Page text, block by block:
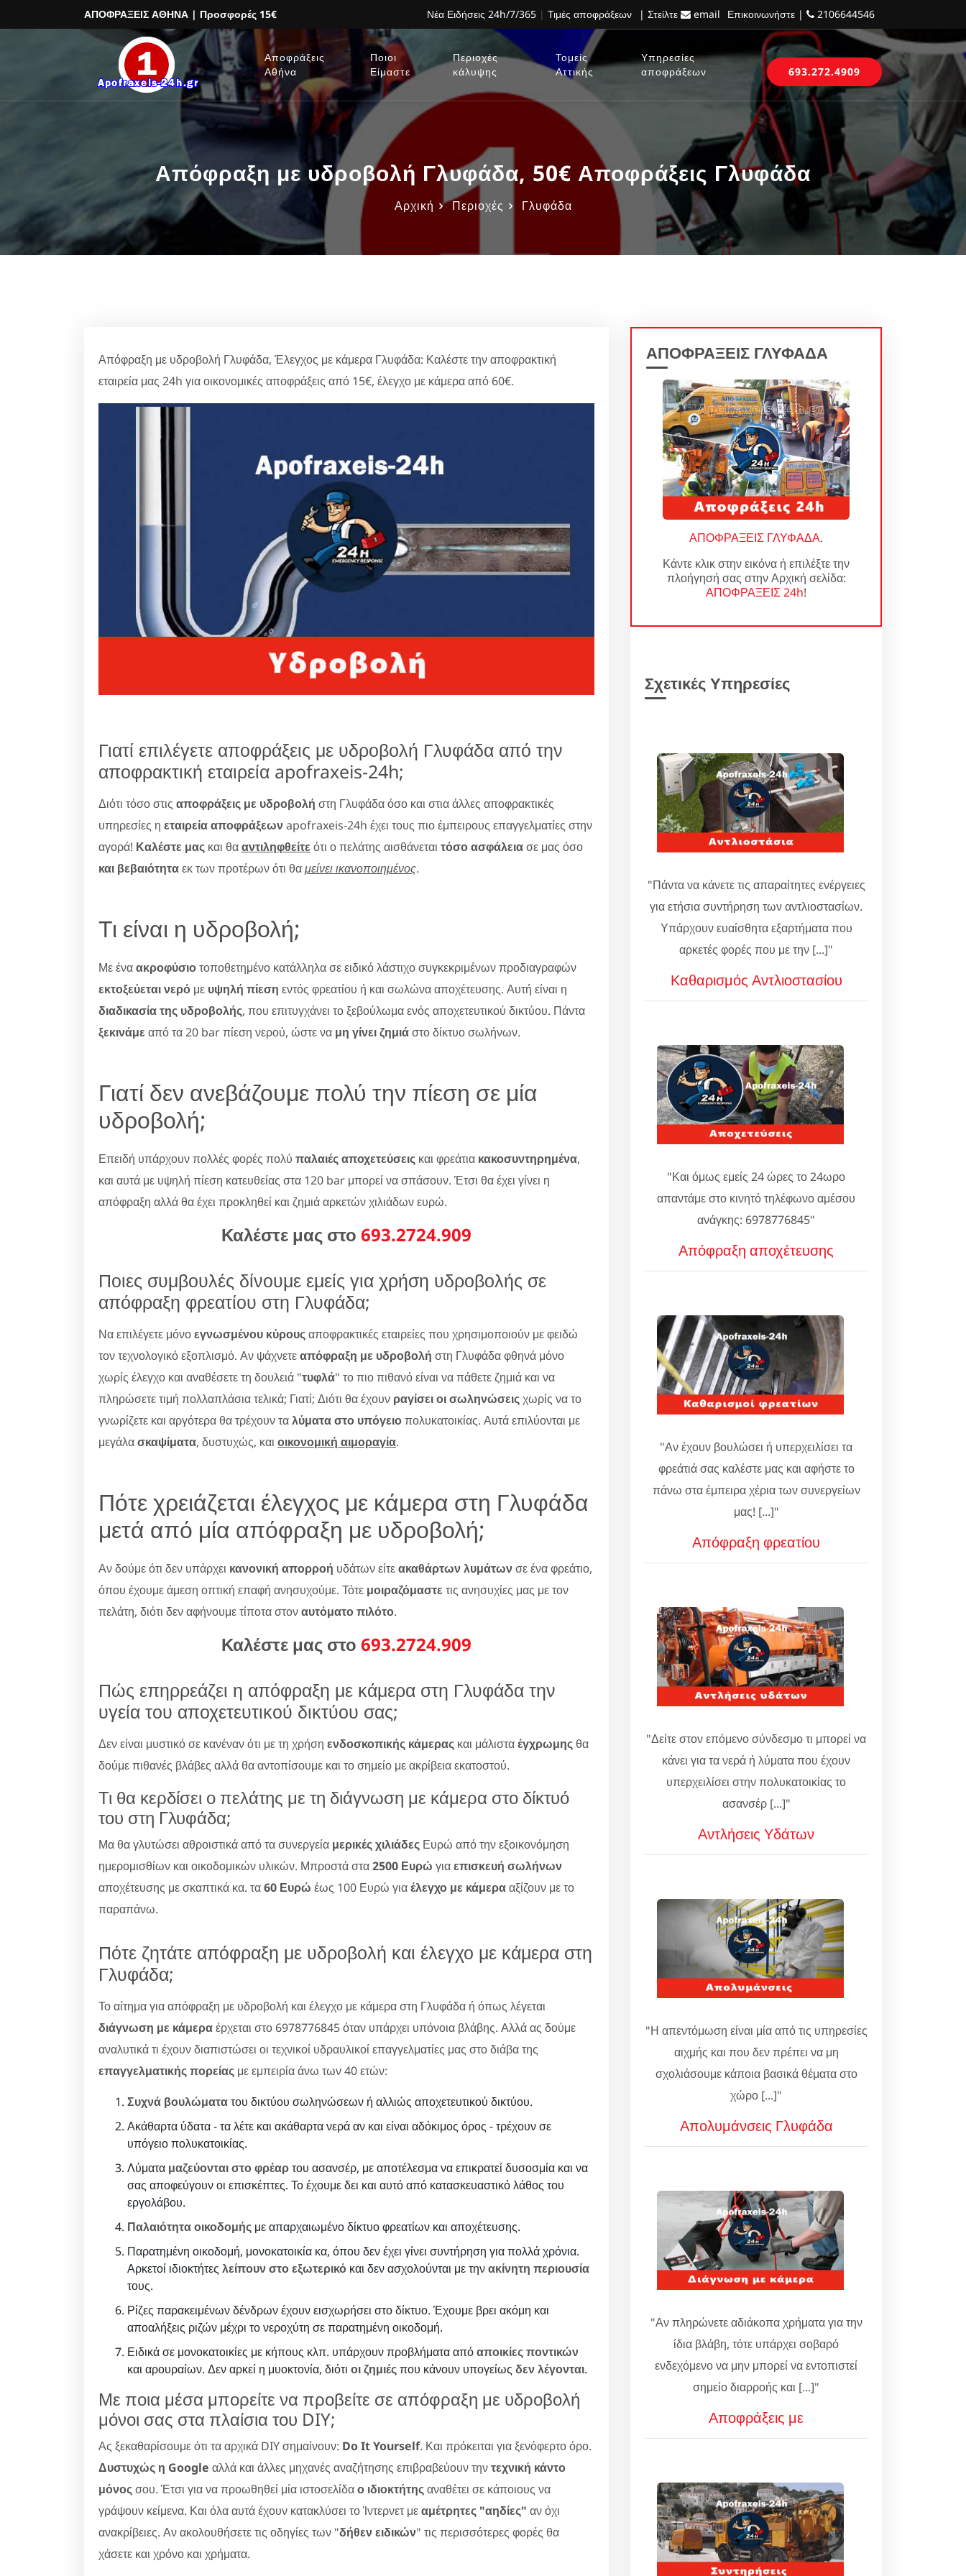
ΑΠΟΦΡΑΞΕΙΣ ΑΘΗΝΑ | Προσφορές 15€ Νέα Ειδήσεις 24h/7/365 | Τιμές αποφράξεων | Στείλτε email Επικοινωνήστε | 2106644546
Αποφράξεις
Αθήνα
Ποιοι
Είμαστε
Περιοχές
κάλυψης
Τομείς
Αττικής
Υπηρεσίες
αποφράξεων
693.272.4909
Απόφραξη με υδροβολή Γλυφάδα, 50€ Αποφράξεις Γλυφάδα
Αρχική Περιοχές Γλυφάδα
Απόφραξη με υδροβολή Γλυφάδα, Έλεγχος με κάμερα Γλυφάδα: Καλέστε την αποφρακτική
εταιρεία μας 24h για οικονομικές αποφράξεις από 15€, έλεγχο με κάμερα από 60€.
Γιατί επιλέγετε αποφράξεις με υδροβολή Γλυφάδα από την
αποφρακτική εταιρεία apofraxeis-24h;
Διότι τόσο στις αποφράξεις με υδροβολή στη Γλυφάδα όσο και στια άλλες αποφρακτικές
υπηρεσίες η εταιρεία αποφράξεωνapofraxeis-24h έχει τους πιο έμπειρους επαγγελματίες στην
αγορά! Καλέστε μας και θααντιληφθείτε ότι ο πελάτης αισθάνεται τόσο ασφάλειασε μας όσο
και βεβαιότηταεκ των προτέρων ότι θαμείνει ικανοποιημένος.
Τι είναι η υδροβολή;
Με έναακροφύσιοτοποθετημένο κατάλληλα σε ειδικό λάστιχο συγκεκριμένων προδιαγραφών
εκτοξεύεται νερό με υψηλή πίεση εντός φρεατίου ή και σωλώνα αποχέτευσης. Αυτή είναι η
διαδικασία της υδροβολής, που επιτυγχάνει το ξεβούλωμα ενός αποχετευτικού δικτύου. Πάντα
ξεκινάμε από τα 20 bar πίεση νερού, ώστε να μη γίνει ζημιάστο δίκτυο σωλήνων.
Γιατί δεν ανεβάζουμε πολύ την πίεση σε μία
υδροβολή;
Επειδή υπάρχουν πολλές φορές πολύ παλαιές αποχετεύσεις και φρεάτια κακοσυντηρημένα,
και αυτά με υψηλή πίεση κατευθείας στα 120 bar μπορεί να σπάσουν. Έτσι θα έχει γίνει η
απόφραξη αλλά θα έχει προκληθεί και ζημιά αρκετών χιλιάδων ευρώ.
Καλέστε μας στο 693.2724.909
Ποιες συμβουλές δίνουμε εμείς για χρήση υδροβολής σε
απόφραξη φρεατίου στη Γλυφάδα;
Να επιλέγετε μόνοεγνωσμένου κύρουςαποφρακτικές εταιρείες που χρησιμοποιούν με φειδώ
τον τεχνολογικό εξοπλισμό. Αν ψάχνετεαπόφραξη με υδροβολή στη Γλυφάδα φθηνά μόνο
χωρίς έλεγχο και αναθέσετε τη δουλειά "τυφλά" το πιο πιθανό είναι να πάθετε ζημιά και να
πληρώσετε τιμή πολλαπλάσια τελικά; Γιατί; Διότι θα έχουν ραγίσει οι σωληνώσειςχωρίς να το
γνωρίζετε και αργότερα θα τρέχουν ταλύματα στο υπόγειοπολυκατοικίας. Αυτά επιλύονται με
μεγάλασκαψίματα, δυστυχώς, και οικονομική αιμοραγία.
Πότε χρειάζεται έλεγχος με κάμερα στη Γλυφάδα
μετά από μία απόφραξη με υδροβολή;
Αν δούμε ότι δεν υπάρχει κανονική απορροή υδάτων είτεακαθάρτων λυμάτωνσε ένα φρεάτιο,
όπου έχουμε άμεση οπτική επαφή ανησυχούμε. Τότε μοιραζόμαστε τις ανησυχίες μας με τον
πελάτη, διότι δεν αφήνουμε τίποτα στοναυτόματο πιλότο.
Καλέστε μας στο 693.2724.909
Πώς επηρρεάζει η απόφραξη με κάμερα στη Γλυφάδα την
υγεία του αποχετευτικού δικτύου σας;
Δεν είναι μυστικό σε κανέναν ότι με τη χρήση ενδοσκοπικής κάμερας και μάλισταέγχρωμηςθα
δούμε πιθανές βλάβες αλλά θα αντοπίσουμε και το σημείο με ακρίβεια εκατοστού.
Τι θα κερδίσει ο πελάτης με τη διάγνωση με κάμερα στο δίκτυό
του στη Γλυφάδα;
Μα θα γλυτώσει αθροιστικά από τα συνεργεία μερικές χιλιάδες Ευρώ από την εξοικονόμηση
ημερομισθίων και οικοδομικών υλικών. Μπροστά στα2500 Ευρώ γιαεπισκευή σωλήνων
αποχέτευσης με σκαπτικά κα. τα60 Ευρώ έως 100 Ευρώ γιαέλεγχο με κάμερααξίζουν με το
παραπάνω.
Πότε ζητάτε απόφραξη με υδροβολή και έλεγχο με κάμερα στη
Γλυφάδα;
Το αίτημα για απόφραξη με υδροβολή και έλεγχο με κάμερα στη Γλυφάδα ή όπως λέγεται
διάγνωση με κάμεραέρχεται στο 6978776845 όταν υπάρχει υπόνοια βλάβης. Αλλά ας δούμε
αναλυτικά τι έχουν διαπιστώσει οι τεχνικοί υδραυλικοί επαγγελματίες μας στο διάβα της
επαγγελματικής πορείας με εμπειρία άνω των 40 ετών:
Συχνά βουλώματατου δικτύου σωληνώσεων ή αλλιώς αποχετευτικού δικτύου.
Ακάθαρτα ύδατα - τα λέτε και ακάθαρτα νερά αν και είναι αδόκιμος όρος - τρέχουν σε
υπόγειο πολυκατοικίας.
Λύματα μαζεύονται στο φρέαρτου ασανσέρ, με αποτέλεσμα να επικρατεί δυσοσμία και να
σας αποφεύγουν οι επισκέπτες. Το έχουμε δει και αυτό από κατασκευαστικό λάθος του
εργολάβου.
Παλαιότητα οικοδομής με απαρχαιωμένο δίκτυο φρεατίων και αποχέτευσης.
Παρατημένη οικοδομή, μονοκατοικία κα, όπου δεν έχει γίνει συντήρηση για πολλά χρόνια.
Αρκετοί ιδιοκτήτες λείπουν στο εξωτερικό και δεν ασχολούνται με τηνακίνητη περιουσία
τους.
Ρίζες παρακειμένων δένδρων έχουν εισχωρήσει στο δίκτυο. Έχουμε βρει ακόμη και
αποαλήξεις ριζών μέχρι το νεροχύτη σε παρατημένη οικοδομή.
Ειδικά σε μονοκατοικίες με κήπους κλπ. υπάρχουν προβλήματα απόαποικίες ποντικών
και αρουραίων. Δεν αρκεί η μυοκτονία, διότι οι ζημιέςπου κάνουν υπογείως δεν λέγονται.
Με ποια μέσα μπορείτε να προβείτε σε απόφραξη με υδροβολή
μόνοι σας στα πλαίσια του DIY;
Ας ξεκαθαρίσουμε ότι τα αρχικά DIY σημαίνουν: Do It Yourself. Και πρόκειται για ξενόφερτο όρο.
Δυστυχώς η Google αλλά και άλλες μηχανές αναζήτησης επιβραβεύουν τηντεχνική κάντο
μόνοςσου. Έτσι για να προωθηθεί μία ιστοσελίδαο ιδιοκτήτηςαναθέτει σε κάποιους να
γράψουν κείμενα. Και όλα αυτά έχουν κατακλύσει το Ίντερνετ μεαμέτρητες "αηδίες" αν όχι
ανακρίβειες. Αν ακολουθήσετε τις οδηγίες των "δήθεν ειδικών" τις περισσότερες φορές θα
χάσετε και χρόνο και χρήματα.
ΑΠΟΦΡΑΞΕΙΣ ΓΛΥΦΑΔΑ
ΑΠΟΦΡΑΞΕΙΣ ΓΛΥΦΑΔΑ.
Κάντε κλικ στην εικόνα ή επιλέξτε την
πλοήγησή σας στην Αρχική σελίδα:
ΑΠΟΦΡΑΞΕΙΣ 24h!
Σχετικές Υπηρεσίες
"Πάντα να κάνετε τις απαραίτητες ενέργειες
για ετήσια συντήρηση των αντλιοστασίων.
Υπάρχουν ευαίσθητα εξαρτήματα που
αρκετές φορές που με την [...]"
Καθαρισμός Αντλιοστασίου
"Και όμως εμείς 24 ώρες το 24ωρο
απαντάμε στο κινητό τηλέφωνο αμέσου
ανάγκης: 6978776845"
Απόφραξη αποχέτευσης
"Αν έχουν βουλώσει ή υπερχειλίσει τα
φρεάτιά σας καλέστε μας και αφήστε το
πάνω στα έμπειρα χέρια των συνεργείων
μας! [...]"
Απόφραξη φρεατίου
"Δείτε στον επόμενο σύνδεσμο τι μπορεί να
κάνει για τα νερά ή λύματα που έχουν
υπερχειλίσει στην πολυκατοικίας το
ασανσέρ [...]"
Αντλήσεις Υδάτων
"Η απεντόμωση είναι μία από τις υπηρεσίες
αιχμής και που δεν πρέπει να μη
σχολιάσουμε κάποια βασικά θέματα στο
χώρο [...]"
Απολυμάνσεις Γλυφάδα
"Αν πληρώνετε αδιάκοπα χρήματα για την
ίδια βλάβη, τότε υπάρχει σοβαρό
ενδεχόμενο να μην μπορεί να εντοπιστεί
σημείο διαρροής και [...]"
Αποφράξεις με